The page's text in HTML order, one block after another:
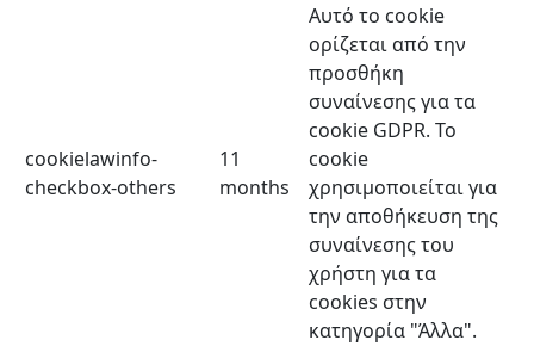
cookielawinfo-
checkbox-others
11
months
Αυτό το cookie
ορίζεται από την
προσθήκη
συναίνεσης για τα
cookie GDPR. Το
cookie
χρησιμοποιείται για
την αποθήκευση της
συναίνεσης του
χρήστη για τα
cookies στην
κατηγορία "Άλλα".